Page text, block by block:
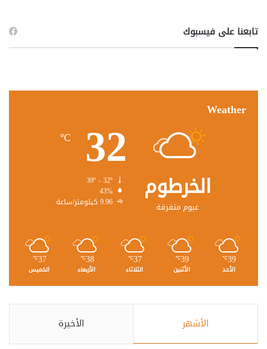
تابعنا على فيسبوك
Weather
الخرطوم
غيوم متفرقة
32
℃
43%
9.96 كيلومتر/ساعة
39
℃
الأحد
39
℃
الأثنين
37
℃
الثلاثاء
38
℃
الأربعاء
37
℃
الخميس
الأشهر الأخيرة